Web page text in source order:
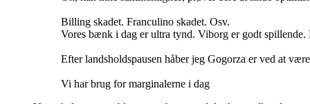
Billing skadet. Franculino skadet. Osv.
Vores bænk i dag er ultra tynd. Viborg er godt
Efter landsholdspausen håber jeg Gogorza er ved at
Vi har brug for marginalerne i dag